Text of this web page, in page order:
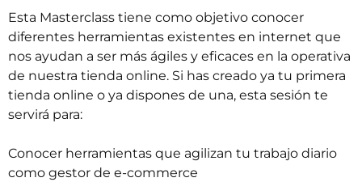
Esta Masterclass tiene como objetivo conocer
diferentes herramientas existentes en internet que
nos ayudan a ser más ágiles y eficaces en la operativa
de nuestra tienda online. Si has creado ya tu primera
tienda online o ya dispones de una, esta sesión te
servirá para:
Conocer herramientas que agilizan tu trabajo diario
como gestor de e-commerce